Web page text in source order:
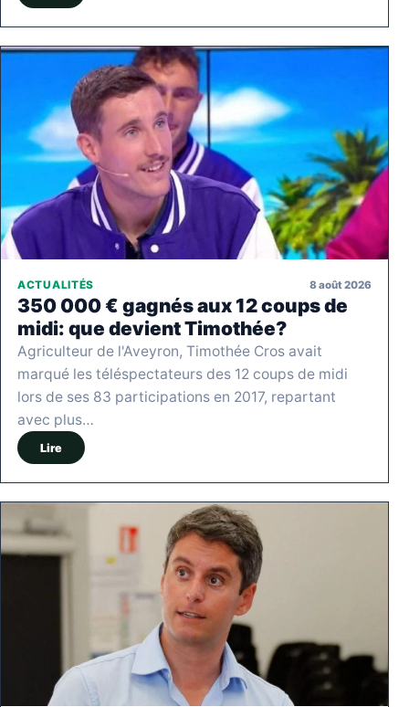
ACTUALITÉS 8 août 2026
350 000 € gagnés aux 12 coups de
midi: que devient Timothée?
Agriculteur de l'Aveyron, Timothée Cros avait
marqué les téléspectateurs des 12 coups de midi
lors de ses 83 participations en 2017, repartant
avec plus…
Lire